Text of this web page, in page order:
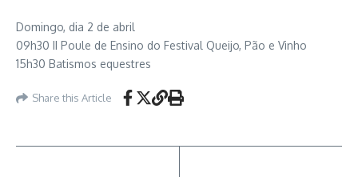
Domingo, dia 2 de abril
09h30 II Poule de Ensino do Festival Queijo, Pão e Vinho
15h30 Batismos equestres
Share this Article